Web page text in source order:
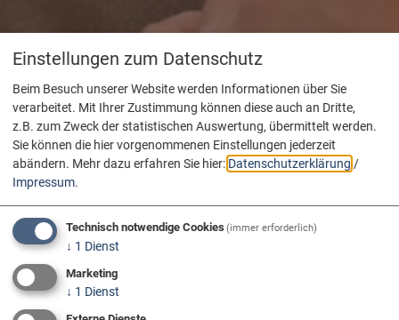
Einstellungen zum Datenschutz
Beim Besuch unserer Website werden Informationen über Sie
verarbeitet. Mit Ihrer Zustimmung können diese auch an Dritte,
z.B. zum Zweck der statistischen Auswertung, übermittelt werden.
Sie können die hier vorgenommenen Einstellungen jederzeit
abändern. Mehr dazu erfahren Sie hier: Datenschutzerklärung /
Impressum.
Technisch notwendige Cookies(immer erforderlich)
↓ 1 Dienst
Marketing
↓ 1 Dienst